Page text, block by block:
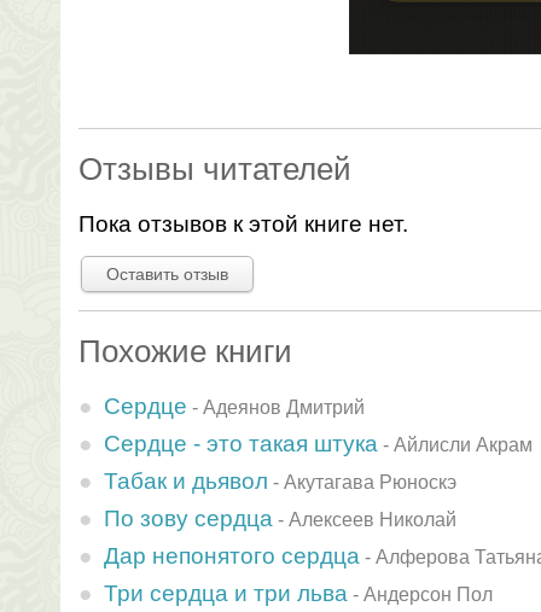
Отзывы читателей
Пока отзывов к этой книге нет.
Оставить отзыв
Похожие книги
Сердце - Адеянов Дмитрий
Сердце - это такая штука - Айлисли Акрам
Табак и дьявол - Акутагава Рюноскэ
По зову сердца - Алексеев Николай
Дар непонятого сердца - Алферова
Три сердца и три льва - Андерсон Пол